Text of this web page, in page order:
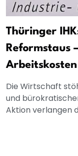
Thüringer
Reformstaus
Arbeitskosten
Die Wirtschaft
und
Aktion verlangen